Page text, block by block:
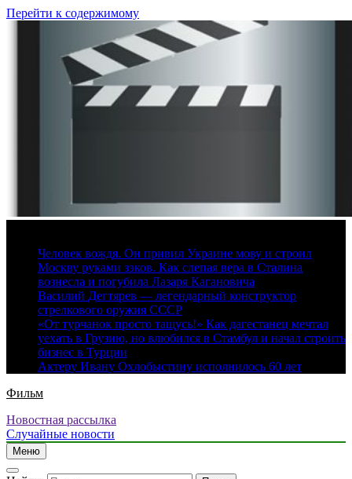
Перейти к содержимому
Человек вождя. Он привил Украине мову и строил
Москву руками зэков. Как слепая вера в Сталина
вознесла и погубила Лазаря Кагановича
Василий Дегтярев — легендарный конструктор
стрелкового оружия СССР
«От турчанок просто тащусь!» Как дагестанец мечтал
уехать в Грузию, но влюбился в Стамбул и начал строить
бизнес в Турции
Актеру Ивану Охлобыстину исполнилось 60 лет
Фильм
Новостная рассылка
Случайные новости
Меню